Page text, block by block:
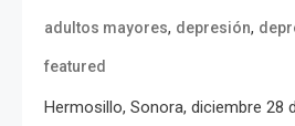
adultos mayores, depresión,
featured
Hermosillo, Sonora, diciembre 28